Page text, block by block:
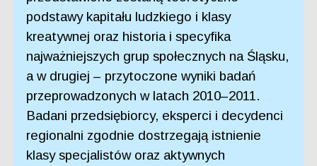
podstawy kapitału ludzkiego i klasy
kreatywnej oraz historia i specyfika
najważniejszych grup społecznych na Śląsku,
a w drugiej – przytoczone wyniki badań
przeprowadzonych w latach 2010–2011.
Badani przedsiębiorcy, eksperci i decydenci
regionalni zgodnie dostrzegają istnienie
klasy specjalistów oraz aktywnych